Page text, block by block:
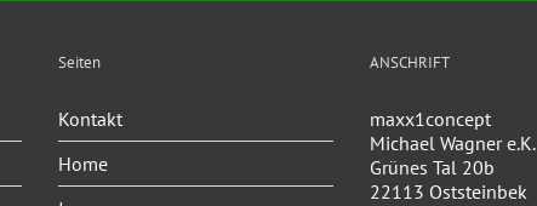
Seiten
Kontakt
Home
ANSCHRIFT
maxx1concept
Michael Wagner e.K.
Grünes Tal 20b
22113 Oststeinbek